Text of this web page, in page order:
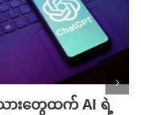
းတွေထက် AI ရဲ့